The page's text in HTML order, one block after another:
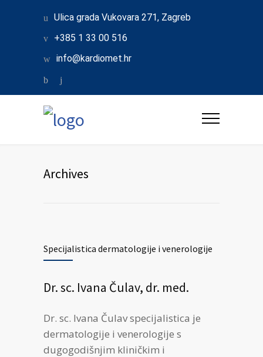
Ulica grada Vukovara 271, Zagreb
+385 1 33 00 516
info@kardiomet.hr
Archives
Specijalistica dermatologije i venerologije
Dr. sc. Ivana Čulav, dr. med.
Dr. sc. Ivana Čulav specijalistica je
dermatologije i venerologije s
dugogodišnjim kliničkim i